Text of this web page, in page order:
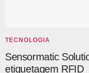
TECNOLOGIA
Sensormatic
etiquetagem RFID